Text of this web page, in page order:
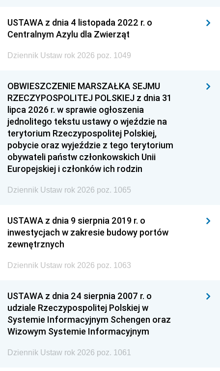
USTAWA z dnia 4 listopada 2022 r. o
Centralnym Azylu dla Zwierząt
Dziennik Ustaw rok 2026 poz. 1049
OBWIESZCZENIE MARSZAŁKA SEJMU
RZECZYPOSPOLITEJ POLSKIEJ z dnia 31
lipca 2026 r. w sprawie ogłoszenia
jednolitego tekstu ustawy o wjeździe na
terytorium Rzeczypospolitej Polskiej,
pobycie oraz wyjeździe z tego terytorium
obywateli państw członkowskich Unii
Europejskiej i członków ich rodzin
Dziennik Ustaw rok 2026 poz. 1065
USTAWA z dnia 9 sierpnia 2019 r. o
inwestycjach w zakresie budowy portów
zewnętrznych
Dziennik Ustaw rok 2026 poz. 1063
USTAWA z dnia 24 sierpnia 2007 r. o
udziale Rzeczypospolitej Polskiej w
Systemie Informacyjnym Schengen oraz
Wizowym Systemie Informacyjnym
Dziennik Ustaw rok 2026 poz. 1061